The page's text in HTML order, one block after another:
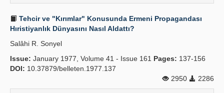
Tehcir ve "Kırımlar" Konusunda Ermeni Propagandası
Hıristiyanlık Dünyasını Nasıl Aldattı?
Salâhi R. Sonyel
Issue: January 1977, Volume 41 - Issue 161 Pages: 137-156
DOI: 10.37879/belleten.1977.137
2950
2286